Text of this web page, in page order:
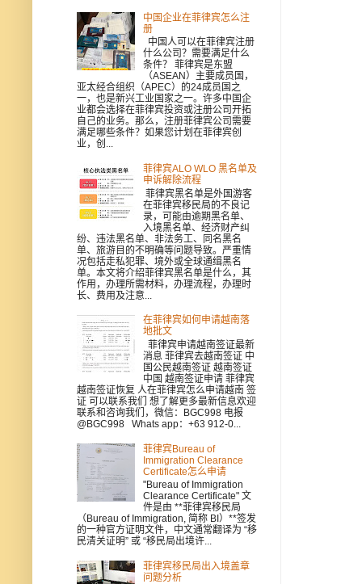
中国企业在菲律宾怎么注
册
中国人可以在菲律宾注册
什么公司？需要满足什么
条件？ 菲律宾是东盟
（ASEAN）主要成员国，
亚太经合组织（APEC）的24成员国之
一，也是新兴工业国家之一。许多中国企
业都会选择在菲律宾投资或注册公司开拓
自己的业务。那么，注册菲律宾公司需要
满足哪些条件？如果您计划在菲律宾创
业，创...
菲律宾ALO WLO 黑名单及
申诉解除流程
菲律宾黑名单是外国游客
在菲律宾移民局的不良记
录，可能由逾期黑名单、
入境黑名单、经济财产纠
纷、违法黑名单、非法务工、同名黑名
单、旅游目的不明确等问题导致。严重情
况包括走私犯罪、境外或全球通缉黑名
单。本文将介绍菲律宾黑名单是什么，其
作用，办理所需材料，办理流程，办理时
长、费用及注意...
在菲律宾如何申请越南落
地批文
菲律宾申请越南签证最新
消息 菲律宾去越南签证 中
国公民越南签证 越南签证
中国 越南签证申请 菲律宾
越南签证恢复 人在菲律宾怎么申请越南 签
证 可以联系我们 想了解更多最新信息欢迎
联系和咨询我们，微信：BGC998 电报
@BGC998 Whats app：+63 912-0...
菲律宾Bureau of
Immigration Clearance
Certificate怎么申请
"Bureau of Immigration
Clearance Certificate" 文
件是由 **菲律宾移民局
（Bureau of Immigration, 简称 BI）**签发
的一种官方证明文件，中文通常翻译为 “移
民清关证明” 或 “移民局出境许...
菲律宾移民局出入境盖章
问题分析